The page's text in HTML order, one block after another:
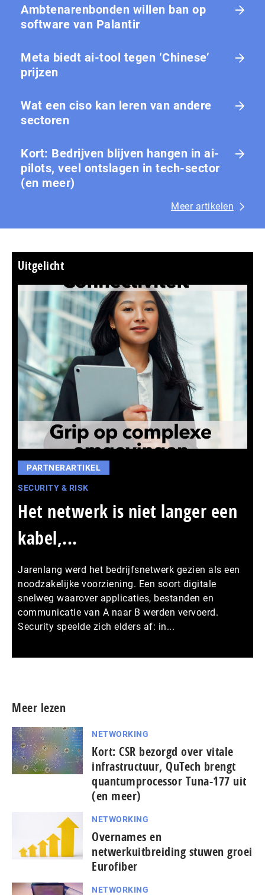
Ambtenarenbonden willen ban op
software van Palantir
Meta biedt ai-tool tegen ‘Chinese’
prijzen
Wat een ciso kan leren van andere
sectoren
Kort: Bedrijven blijven hangen in ai-
pilots, veel ontslagen in tech-sector
(en meer)
Meer artikelen
Uitgelicht
PARTNERARTIKEL
SECURITY & RISK
Het netwerk is niet langer een
kabel,...
Jarenlang werd het bedrijfsnetwerk gezien als een
noodzakelijke voorziening. Een soort digitale
snelweg waarover applicaties, bestanden en
communicatie van A naar B werden vervoerd.
Security speelde zich elders af: in...
Meer lezen
NETWORKING
Kort: CSR bezorgd over vitale
infrastructuur, QuTech brengt
quantumprocessor Tuna-177 uit
(en meer)
NETWORKING
Overnames en
netwerkuitbreiding stuwen groei
Eurofiber
NETWORKING